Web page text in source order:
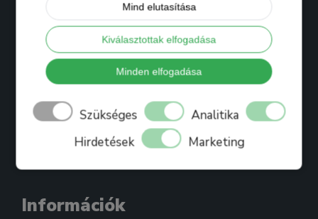
Mind elutasítása
Kiválasztottak elfogadása
Minden elfogadása
Szükséges
Analitika
Hirdetések
Marketing
Bihari Mártonról
Referenciák
Ajándékkártya
Blog
Jelentkezés
Információk